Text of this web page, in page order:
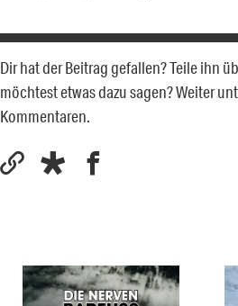
Dir hat der Beitrag gefallen? Teile ihn
möchtest etwas dazu sagen? Weiter
Kommentaren.